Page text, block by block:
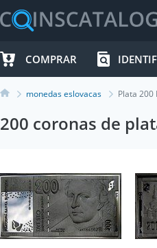
COMPRAR
monedas eslovacas Plata
200 coronas de